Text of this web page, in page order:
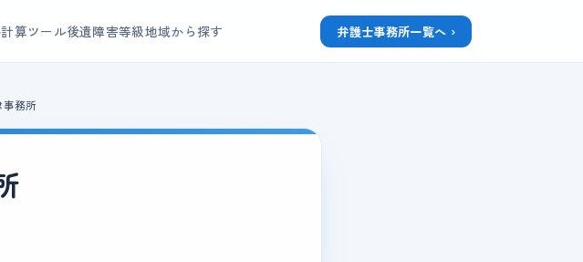
算ツール後遺障害等級地域から探す 弁護士事務所一覧へ ›
事務所